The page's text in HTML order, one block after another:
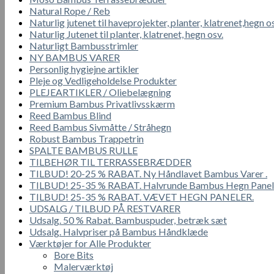
Natural Rope / Reb
Naturlig jutenet til haveprojekter, planter, klatrenet,hegn
Naturlig Jutenet til planter, klatrenet, hegn osv.
Naturligt Bambusstrimler
NY BAMBUS VARER
Personlig hygiejne artikler
Pleje og Vedligeholdelse Produkter
PLEJEARTIKLER / Oliebelægning
Premium Bambus Privatlivsskærm
Reed Bambus Blind
Reed Bambus Sivmåtte / Stråhegn
Robust Bambus Trappetrin
SPALTE BAMBUS RULLE
TILBEHØR TIL TERRASSEBRÆDDER
TILBUD! 20-25 % RABAT. Ny Håndlavet Bambus Varer .
TILBUD! 25-35 % RABAT. Halvrunde Bambus Hegn Panel
TILBUD! 25-35 % RABAT. VÆVET HEGN PANELER.
UDSALG / TILBUD PÅ RESTVARER
Udsalg. 50 % Rabat. Bambuspuder, betræk sæt
Udsalg. Halvpriser på Bambus Håndklæde
Værktøjer for Alle Produkter
Bore Bits
Malerværktøj